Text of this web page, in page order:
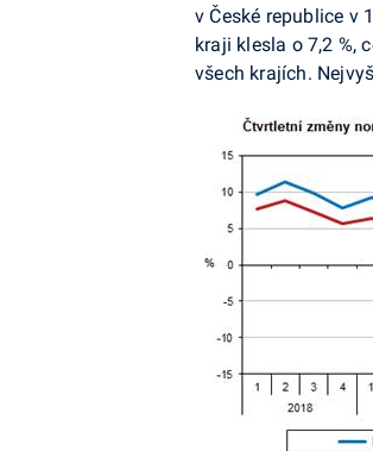
v České republice v
kraji klesla o 7,2 %,
všech krajích.